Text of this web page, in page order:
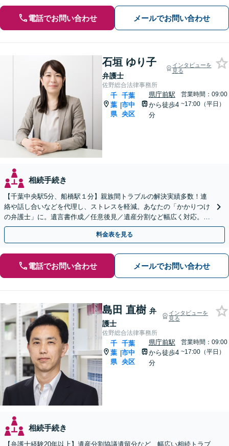
電話でお問い合わせ メールでお問い合わせ
石垣 ゆり子
弁護士
インタビューを
見る
佐野総合法律事務所
千
葉
県
|
千葉
市中
央区
県庁前駅
から徒歩4
分
営業時間：09:00
~17:00（平日）
相続手続き
【千葉中央駅5分、船橋駅１分】親族間トラブルの解決実績多数！連
絡や話し合いなどを代理し、ストレスを軽減。あなたの「かかりつけ
の弁護士」に。遺言書作成／任意後見／遺産分割など幅広く対応。お
気軽にご相談ください！【初回来所相談30分無料】
料金表を見る
電話でお問い合わせ メールでお問い合わせ
島田 直樹 弁
護士
インタビューを
見る
佐野総合法律事務所
千
葉
県
|
千葉
市中
央区
県庁前駅
から徒歩4
分
営業時間：09:00
~17:00（平日）
相続手続き
【弁護士経験20年以上】遺産分割協議遺留分など、幅広い相続トラブ